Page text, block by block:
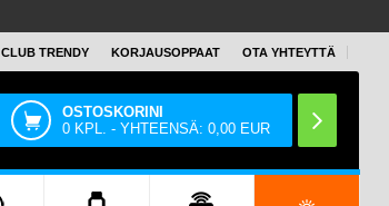
CLUB TRENDY KORJAUSOPPAAT OTA YHTEYTTÄ
OSTOSKORINI
0 KPL. - YHTEENSÄ:0,00 EUR